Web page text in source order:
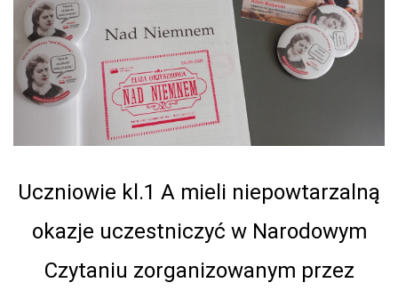
Uczniowie kl.1 A mieli niepowtarzalną
okazje uczestniczyć w Narodowym
Czytaniu zorganizowanym przez